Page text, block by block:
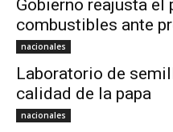
Gobierno reajusta el
combustibles ante
nacionales
Laboratorio de
calidad de la papa
nacionales